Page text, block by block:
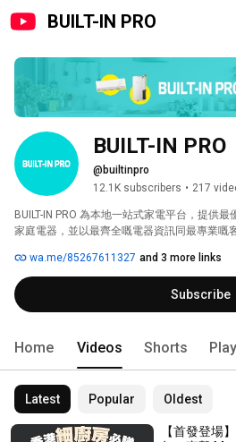
BUILT-IN PRO
BUILT-IN PRO
@builtinpro
12.1K subscribers • 217
BUILT-IN PRO 為本地一站式家電平台，提供
家庭電器，並以最齊全嘅電器資訊同最專業嘅
wa.me/85267611327 and 3 more links
Subscribe
Home Videos Shorts
Latest Popular Oldest
【首發登場